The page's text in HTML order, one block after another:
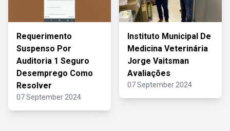
Requerimento
Suspenso Por
Auditoria 1 Seguro
Desemprego Como
Resolver
07 September 2024
Instituto Municipal De
Medicina Veterinária
Jorge Vaitsman
Avaliações
07 September 2024